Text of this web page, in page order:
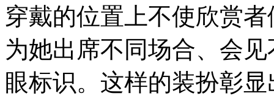
穿戴的位置上不使欣赏
为她出席不同场合、会
眼标识。 这样的装扮彰